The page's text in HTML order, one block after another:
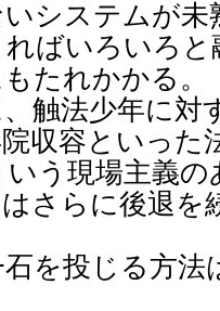
システムが未
ばいろいろ
たれかかる。
触法少年に対
収容といった
う現場主義
さらに後退を
を投じる方法